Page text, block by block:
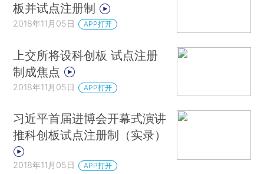
板并试点注册制
2018年11月05日 APP打开
上交所将设科创板 试点注册
制成焦点
2018年11月05日 APP打开
习近平首届进博会开幕式演讲
推科创板试点注册制（实录）
2018年11月05日 APP打开